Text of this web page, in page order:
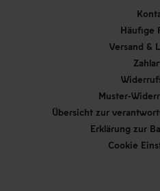
Häufige
Versand &
Muster-
Übersicht zur
Erklärung zur
Cookie